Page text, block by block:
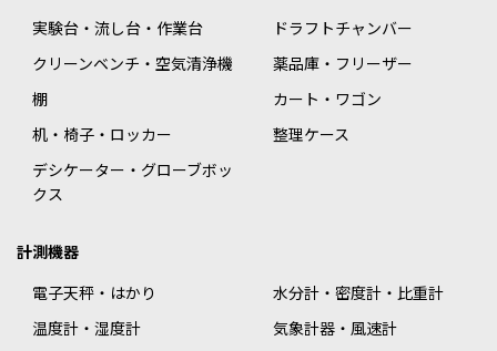
実験台・流し台・作業台
ドラフトチャンバー
クリーンベンチ・空気清浄機
薬品庫・フリーザー
棚
カート・ワゴン
机・椅子・ロッカー
整理ケース
デシケーター・グローブボッ
クス
計測機器
電子天秤・はかり
水分計・密度計・比重計
温度計・湿度計
気象計器・風速計